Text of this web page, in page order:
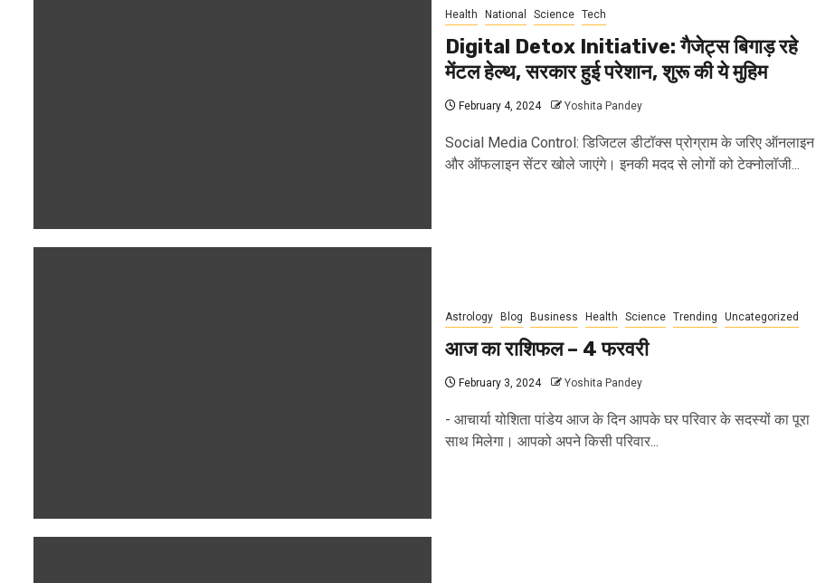
Health National Science Tech
Digital Detox Initiative: गैजेट्स बिगाड़ रहे
मेंटल हेल्थ, सरकार हुई परेशान, शुरू की ये मुहिम
February 4, 2024 Yoshita Pandey
Social Media Control: डिजिटल डीटॉक्स प्रोग्राम के जरिए ऑनलाइन
और ऑफलाइन सेंटर खोले जाएंगे। इनकी मदद से लोगों को टेक्नोलॉजी...
Astrology Blog Business Health Science Trending Uncategorized
आज का राशिफल – 4 फरवरी
February 3, 2024 Yoshita Pandey
- आचार्या योशिता पांडेय आज के दिन आपके घर परिवार के सदस्यों का पूरा
साथ मिलेगा। आपको अपने किसी परिवार...